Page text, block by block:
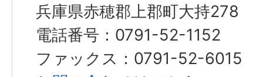
兵庫県赤穂郡上郡町大持278
電話番号：0791-52-1152
ファックス：0791-52-6015